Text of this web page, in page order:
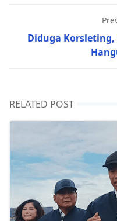
Diduga
RELATED POST